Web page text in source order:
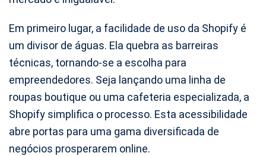
Em primeiro lugar, a facilidade de uso da Shopify é
um divisor de águas. Ela quebra as barreiras
técnicas, tornando-se a escolha para
empreendedores. Seja lançando uma linha de
roupas boutique ou uma cafeteria especializada, a
Shopify simplifica o processo. Esta acessibilidade
abre portas para uma gama diversificada de
negócios prosperarem online.